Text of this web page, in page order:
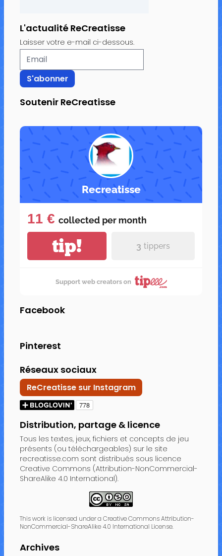
L'actualité ReCreatisse
Laisser votre e-mail ci-dessous.
Soutenir ReCreatisse
Recreatisse
11 € collected per month
tip! 3 tippers
Support web creators on
Facebook
Pinterest
Réseaux sociaux
ReCreatisse sur Instagram
Distribution, partage & licence
Tous les textes, jeux, fichiers et concepts de jeu
présents (ou téléchargeables) sur le site
recreatisse.com sont distribués sous licence
Creative Commons (Attribution-NonCommercial-
ShareAlike 4.0 International).
This work is licensed under a Creative Commons Attribution-
NonCommercial-ShareAlike 4.0 International License.
Archives